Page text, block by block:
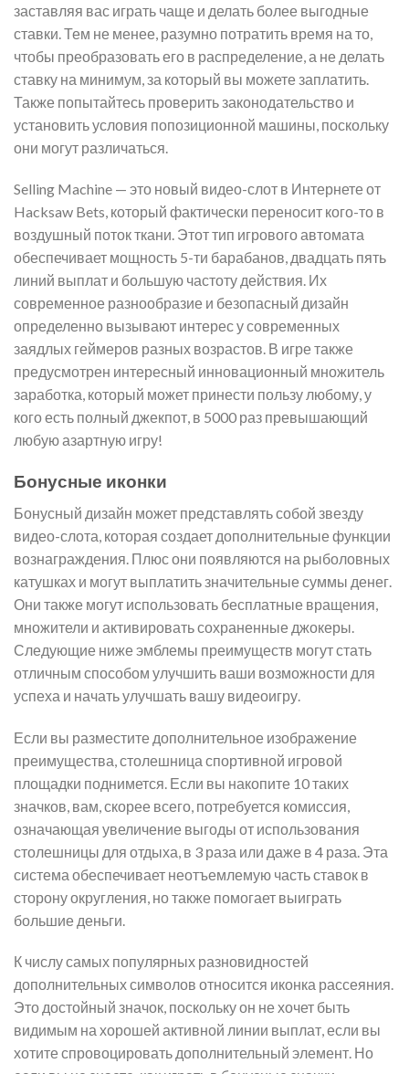
заставляя вас играть чаще и делать более выгодные
ставки. Тем не менее, разумно потратить время на то,
чтобы преобразовать его в распределение, а не делать
ставку на минимум, за который вы можете заплатить.
Также попытайтесь проверить законодательство и
установить условия попозиционной машины, поскольку
они могут различаться.
Selling Machine — это новый видео-слот в Интернете от
Hacksaw Bets, который фактически переносит кого-то в
воздушный поток ткани. Этот тип игрового автомата
обеспечивает мощность 5-ти барабанов, двадцать пять
линий выплат и большую частоту действия. Их
современное разнообразие и безопасный дизайн
определенно вызывают интерес у современных
заядлых геймеров разных возрастов. В игре также
предусмотрен интересный инновационный множитель
заработка, который может принести пользу любому, у
кого есть полный джекпот, в 5000 раз превышающий
любую азартную игру!
Бонусные иконки
Бонусный дизайн может представлять собой звезду
видео-слота, которая создает дополнительные функции
вознаграждения. Плюс они появляются на рыболовных
катушках и могут выплатить значительные суммы денег.
Они также могут использовать бесплатные вращения,
множители и активировать сохраненные джокеры.
Следующие ниже эмблемы преимуществ могут стать
отличным способом улучшить ваши возможности для
успеха и начать улучшать вашу видеоигру.
Если вы разместите дополнительное изображение
преимущества, столешница спортивной игровой
площадки поднимется. Если вы накопите 10 таких
значков, вам, скорее всего, потребуется комиссия,
означающая увеличение выгоды от использования
столешницы для отдыха, в 3 раза или даже в 4 раза. Эта
система обеспечивает неотъемлемую часть ставок в
сторону округления, но также помогает выиграть
большие деньги.
К числу самых популярных разновидностей
дополнительных символов относится иконка рассеяния.
Это достойный значок, поскольку он не хочет быть
видимым на хорошей активной линии выплат, если вы
хотите спровоцировать дополнительный элемент. Но